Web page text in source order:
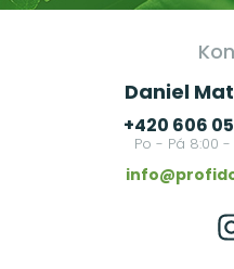
Daniel
+420 606
Po - Pá 8:00 -